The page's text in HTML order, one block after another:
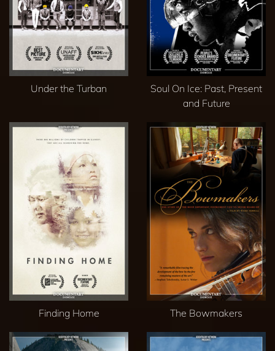
Under the Turban
Soul On Ice: Past, Present
and Future
Finding Home The Bowmakers